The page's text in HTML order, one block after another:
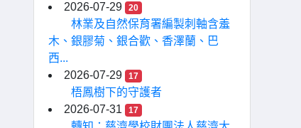
2026-07-29
20
林業及自然保育署編製刺軸含羞
木、銀膠菊、銀合歡、香澤蘭、巴
西...
2026-07-29
17
梧鳳樹下的守護者
2026-07-31
17